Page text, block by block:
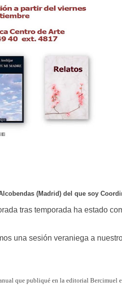
(Madrid) del que soy
tras temporada ha estado
una sesión veraniega a
que publiqué en la editorial Bercimuel